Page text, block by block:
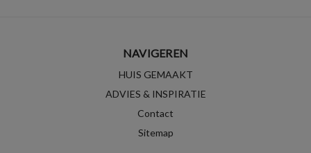
NAVIGEREN
HUIS GEMAAKT
ADVIES & INSPIRATIE
Contact
Sitemap